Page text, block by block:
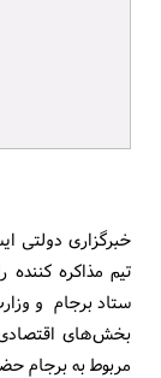
خبرگزاری دولتی
تیم مذاکره
ستاد برجام و
بخش‌های اقتصادی
مربوط به برجام